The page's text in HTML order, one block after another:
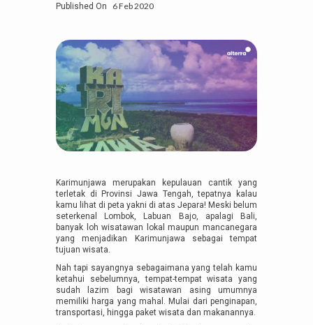
Published On
6 Feb 2020
Karimunjawa merupakan kepulauan cantik yang
terletak di Provinsi Jawa Tengah, tepatnya kalau
kamu lihat di peta yakni di atas Jepara! Meski belum
seterkenal Lombok, Labuan Bajo, apalagi Bali,
banyak loh wisatawan lokal maupun mancanegara
yang menjadikan Karimunjawa sebagai tempat
tujuan wisata.
Nah tapi sayangnya sebagaimana yang telah kamu
ketahui sebelumnya, tempat-tempat wisata yang
sudah lazim bagi wisatawan asing umumnya
memiliki harga yang mahal. Mulai dari penginapan,
transportasi, hingga paket wisata dan makanannya.